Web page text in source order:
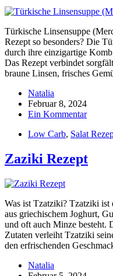
Türkische Linsensuppe
Rezept so besonders? Die
durch ihre einzigartige
Das Rezept verbindet
braune Linsen, frisches
Natalia
Februar 8, 2024
Ein Kommentar
Low Carb, Salat
Zaziki Rezept
Was ist Tzatziki? Tzatziki ist
aus griechischem Joghurt,
und oft auch Minze besteht.
Zutaten verleiht Tzatziki
den erfrischenden
Natalia